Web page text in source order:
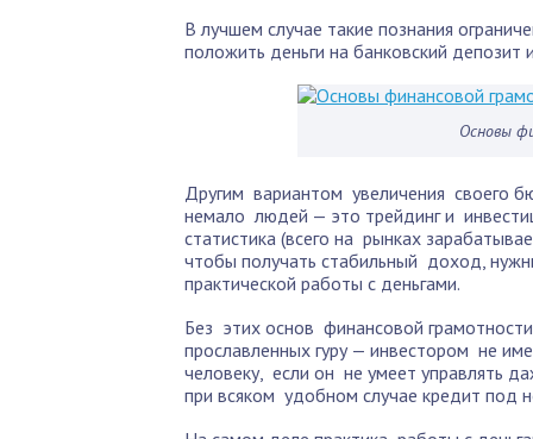
В лучшем случае такие познания
положить деньги на банковский депозит
Основы
Другим вариантом увеличения своего
немало людей — это трейдинг и
статистика (всего на рынках
чтобы получать стабильный доход,
практической работы с деньгами.
Без этих основ финансовой
прославленных гуру — инвестором не
человеку, если он не умеет управлять
при всяком удобном случае кредит под